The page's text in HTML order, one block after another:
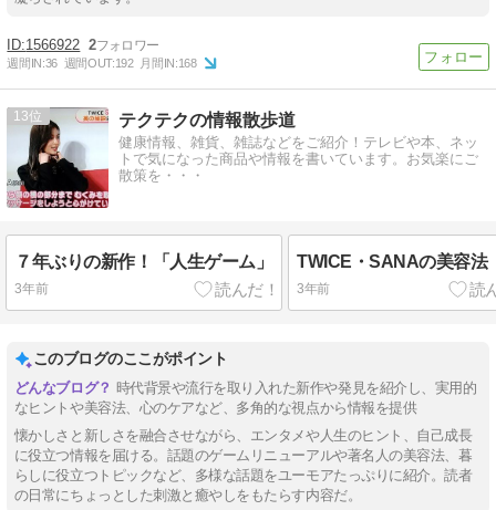
1566922 2
週間IN:36 週間OUT:192 月間IN:168
13 テクテクの情報散歩道
健康情報、雑貨、雑誌などをご紹介！テレビや本、ネッ
トで気になった商品や情報を書いています。お気楽にご
散策を・・・
７年ぶりの新作！「人生ゲーム」
3年前
TWICE・SANAの美容法
3年前
このブログのここがポイント
時代背景や流行を取り入れた新作や発見を紹介し、実用的
なヒントや美容法、心のケアなど、多角的な視点から情報を提供
懐かしさと新しさを融合させながら、エンタメや人生のヒント、自己成長
に役立つ情報を届ける。話題のゲームリニューアルや著名人の美容法、暮
らしに役立つトピックなど、多様な話題をユーモアたっぷりに紹介。読者
の日常にちょっとした刺激と癒やしをもたらす内容だ。